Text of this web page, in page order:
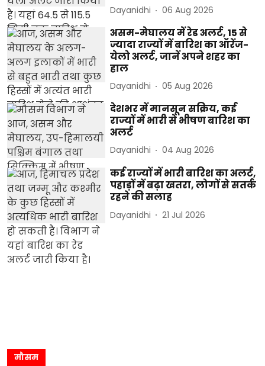
Dayanidhi 06 Aug 2026
असम-मेघालय में रेड अलर्ट, 15 से
ज्यादा राज्यों में बारिश का ऑरेंज-
येलो अलर्ट, जानें अपने शहर का
हाल
Dayanidhi 05 Aug 2026
देशभर में मानसून सक्रिय, कई
राज्यों में भारी से भीषण बारिश का
अलर्ट
Dayanidhi 04 Aug 2026
कई राज्यों में भारी बारिश का अलर्ट,
पहाड़ों में बढ़ा खतरा, लोगों से सतर्क
रहने की सलाह
Dayanidhi 21 Jul 2026
मौसम